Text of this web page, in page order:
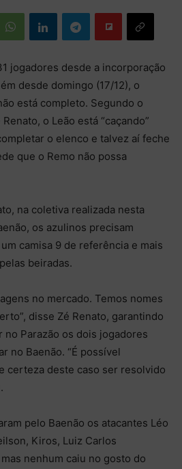
jogadores desde a incorporação
desde domingo (17/12), o
está completo. Segundo o
o Leão está “caçando”
o elenco e talvez aí feche
que o Remo não possa
na coletiva realizada nesta
os azulinos precisam
camisa 9 de referência e mais
beiradas.
no mercado. Temos nomes
disse Zé Renato, garantindo
no Parazão os dois jogadores
no Baenão. “É possível
certeza deste caso ser resolvido
pelo Baenão os atacantes Léo
Kiros, Luiz Carlos
nenhum caiu no gosto do